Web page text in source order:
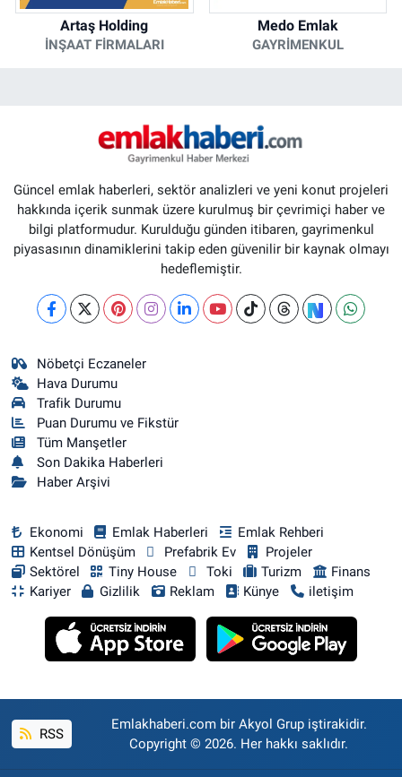
Artaş Holding
İNŞAAT FIRMALARI
Medo Emlak
GAYRIMENKUL
Güncel emlak haberleri, sektör analizleri ve yeni konut projeleri
hakkında içerik sunmak üzere kurulmuş bir çevrimiçi haber ve
bilgi platformudur. Kurulduğu günden itibaren, gayrimenkul
piyasasının dinamiklerini takip eden güvenilir bir kaynak olmayı
hedeflemiştir.
Nöbetçi Eczaneler
Hava Durumu
Trafik Durumu
Puan Durumu ve Fikstür
Tüm Manşetler
Son Dakika Haberleri
Haber Arşivi
Ekonomi Emlak Haberleri
Emlak Rehberi
Kentsel Dönüşüm
Prefabrik Ev
Projeler
Sektörel
Tiny House Toki Turizm
Finans
Kariyer
Gizlilik Reklam Künye iletişim
RSS
Emlakhaberi.com bir Akyol Grup iştirakidir.
Copyright © 2026. Her hakkı saklıdır.